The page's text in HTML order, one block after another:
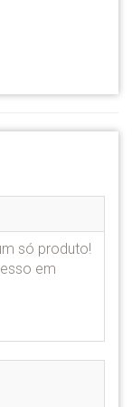
só produto!
em